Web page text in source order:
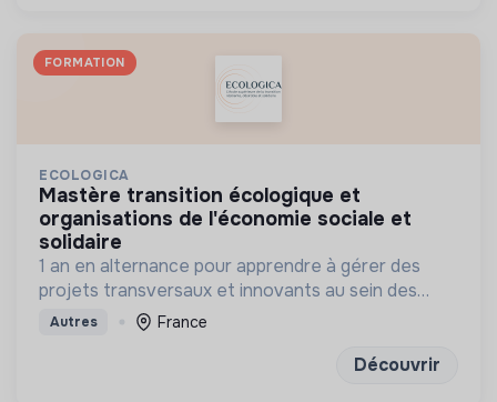
FORMATION
ECOLOGICA
mastère transition écologique et
organisations de l'économie sociale et
solidaire
1 an en alternance pour apprendre à gérer des
projets transversaux et innovants au sein des
organisations de l’ESS
Autres France
Découvrir